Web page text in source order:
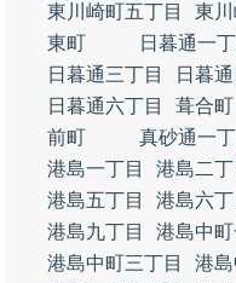
東川崎町五丁目
東
東町
日暮通一丁
日暮通三丁目
日暮
日暮通六丁目
葺合町
前町
真砂通一丁
港島一丁目
港島二丁
港島五丁目
港島六丁
港島九丁目
港島中町
港島中町三丁目
港